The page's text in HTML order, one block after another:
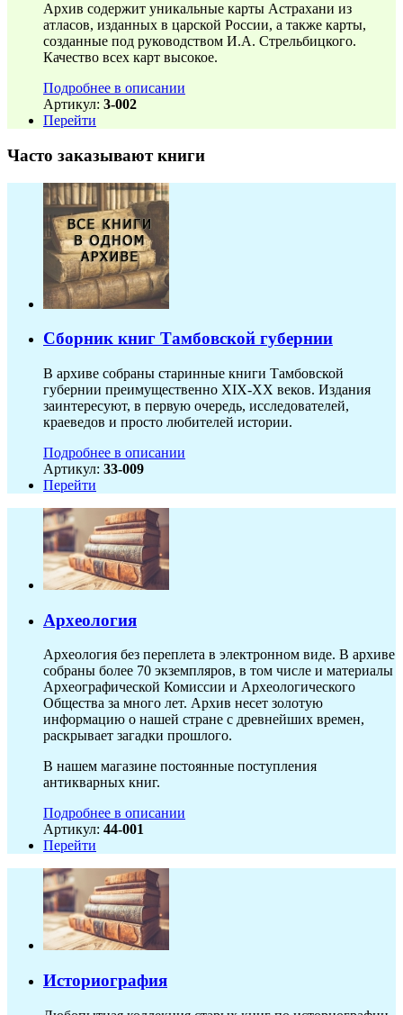
Архив содержит уникальные карты Астрахани из
атласов, изданных в царской России, а также карты,
созданные под руководством И.А. Стрельбицкого.
Качество всех карт высокое.
Подробнее в описании
Артикул: 3-002
Перейти
Часто заказывают книги
Сборник книг Тамбовской губернии
В архиве собраны старинные книги Тамбовской
губернии преимущественно XIX-ХХ веков. Издания
заинтересуют, в первую очередь, исследователей,
краеведов и просто любителей истории.
Подробнее в описании
Артикул: 33-009
Перейти
Археология
Археология без переплета в электронном виде. В архиве
собраны более 70 экземпляров, в том числе и материалы
Археографической Комиссии и Археологического
Общества за много лет. Архив несет золотую
информацию о нашей стране с древнейших времен,
раскрывает загадки прошлого.
В нашем магазине постоянные поступления
антикварных книг.
Подробнее в описании
Артикул: 44-001
Перейти
Историография